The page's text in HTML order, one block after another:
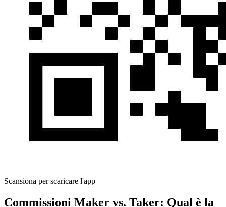
Scansiona per scaricare l'app
Commissioni Maker vs. Taker: Qual è la